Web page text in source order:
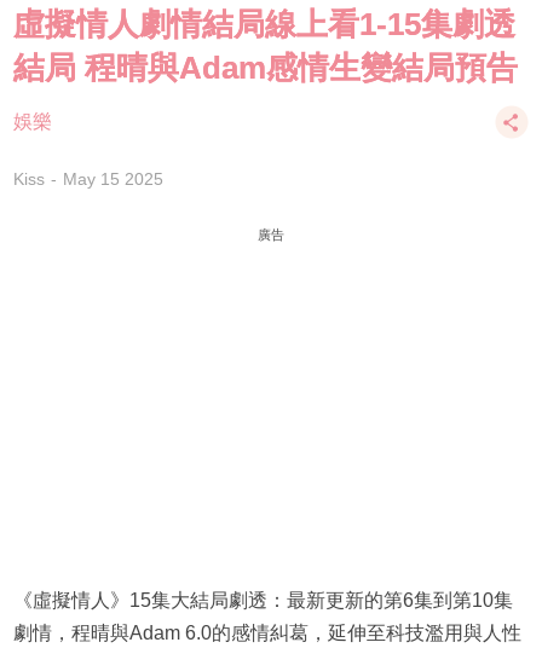
虛擬情人劇情結局線上看1-15集劇透
結局 程晴與Adam感情生變結局預告
娛樂
Kiss May 15 2025
廣告
《虛擬情人》15集大結局劇透：最新更新的第6集到第10集
劇情，程晴與Adam 6.0的感情糾葛，延伸至科技濫用與人性